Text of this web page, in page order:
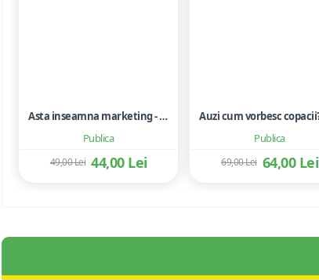
Publica
Asta inseamna marketing - Seth Godin
44,00 Lei
49,00 Lei
Publica
64,00 Lei
69,00 Lei